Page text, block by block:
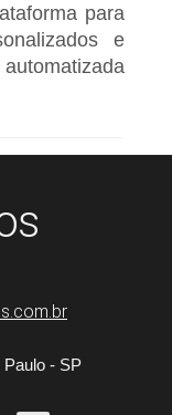
para
e
Paulo - SP